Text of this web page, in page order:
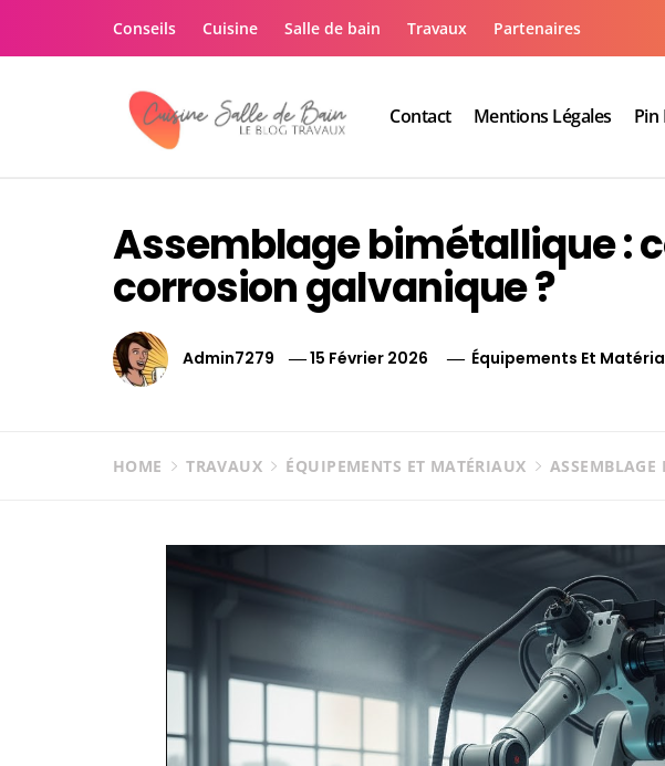
Conseils Cuisine Salle de bain Travaux Partenaires
Contact Mentions Légales Pin
Assemblage bimétallique :
corrosion galvanique ?
Admin7279 15 Février 2026 Équipements Et
HOME TRAVAUX ÉQUIPEMENTS ET MATÉRIAUX